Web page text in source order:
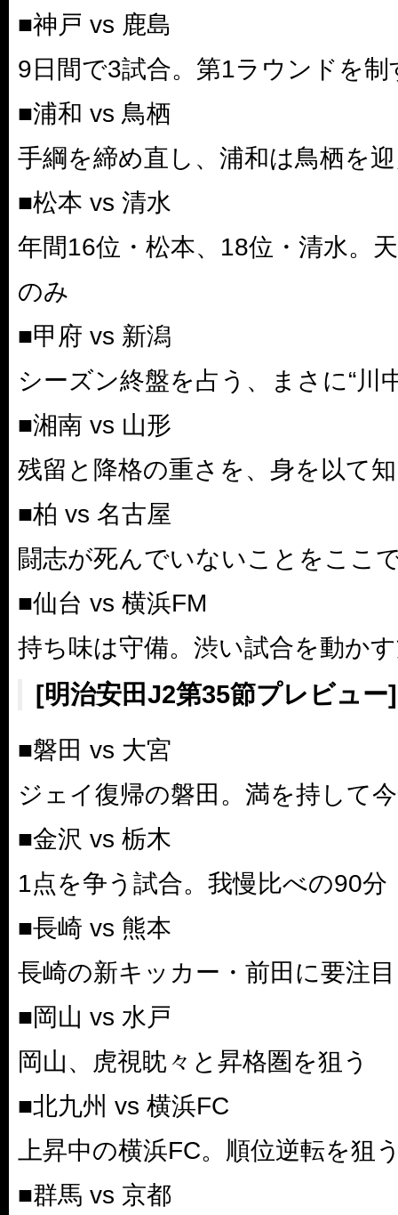
■神戸 vs 鹿島
9日間で3試合。第1ラウンドを制
■浦和 vs 鳥栖
手綱を締め直し、浦和は鳥栖を
■松本 vs 清水
年間16位・松本、18位・清水。
のみ
■甲府 vs 新潟
シーズン終盤を占う、まさに“川
■湘南 vs 山形
残留と降格の重さを、身を以て
■柏 vs 名古屋
闘志が死んでいないことをここ
■仙台 vs 横浜FM
持ち味は守備。渋い試合を動か
[明治安田J2第35節プレビュー]
■磐田 vs 大宮
ジェイ復帰の磐田。満を持して
■金沢 vs 栃木
1点を争う試合。我慢比べの90分
■長崎 vs 熊本
長崎の新キッカー・前田に要注目
■岡山 vs 水戸
岡山、虎視眈々と昇格圏を狙う
■北九州 vs 横浜FC
上昇中の横浜FC。順位逆転を狙
■群馬 vs 京都